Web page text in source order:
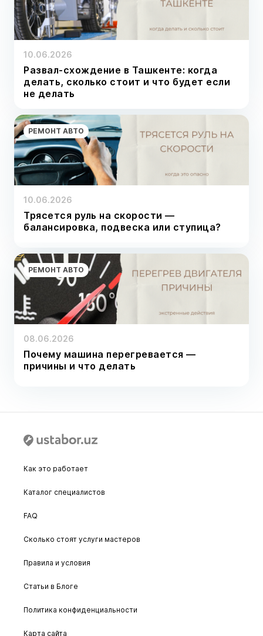
10.06.2026
Развал-схождение в Ташкенте: когда
делать, сколько стоит и что будет если
не делать
РЕМОНТ АВТО
10.06.2026
Трясется руль на скорости —
балансировка, подвеска или ступица?
РЕМОНТ АВТО
08.06.2026
Почему машина перегревается —
причины и что делать
Как это работает
Каталог специалистов
FAQ
Сколько стоят услуги мастеров
Правила и условия
Статьи в Блоге
Политика конфиденциальности
Карта сайта